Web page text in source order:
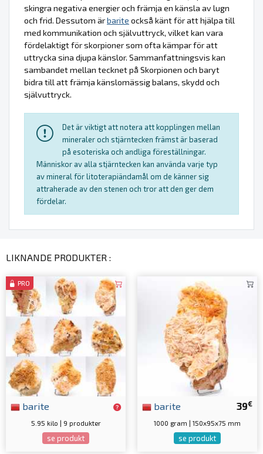
skingra negativa energier och främja en känsla av lugn
och frid. Dessutom ärbarite också känt för att hjälpa till
med kommunikation och självuttryck, vilket kan vara
fördelaktigt för skorpioner som ofta kämpar för att
uttrycka sina djupa känslor. Sammanfattningsvis kan
sambandet mellan tecknet på Skorpionen och baryt
bidra till att främja känslomässig balans, skydd och
självuttryck.
Det är viktigt att notera att kopplingen mellan
mineraler och stjärntecken främst är baserad
på esoteriska och andliga föreställningar.
Människor av alla stjärntecken kan använda varje typ
av mineral för litoterapiändamål om de känner sig
attraherade av den stenen och tror att den ger dem
fördelar.
LIKNANDE PRODUKTER :
PRO
barite
5.95 kilo | 9 produkter
se produkt
39€
barite
1000 gram | 150x95x75 mm
se produkt